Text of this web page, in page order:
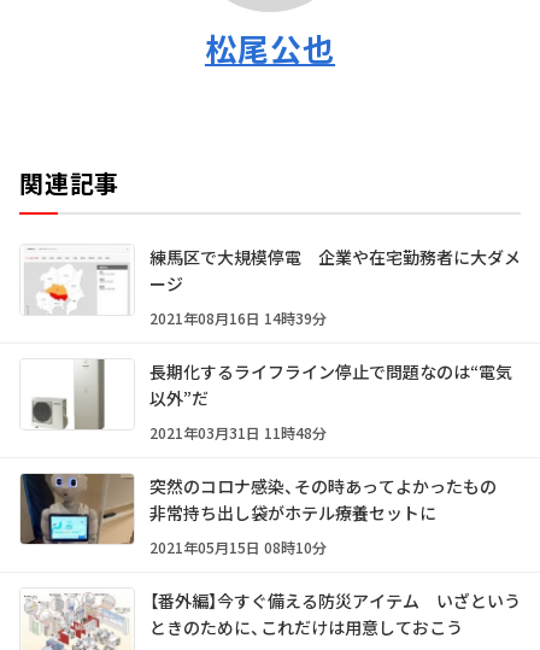
松尾公也
関連記事
練馬区で大規模停電 企業や在宅勤務者に大ダメ
ージ
2021年08月16日 14時39分
長期化するライフライン停止で問題なのは“電気
以外”だ
2021年03月31日 11時48分
突然のコロナ感染、その時あってよかったもの
非常持ち出し袋がホテル療養セットに
2021年05月15日 08時10分
【番外編】今すぐ備える防災アイテム いざという
ときのために、これだけは用意しておこう